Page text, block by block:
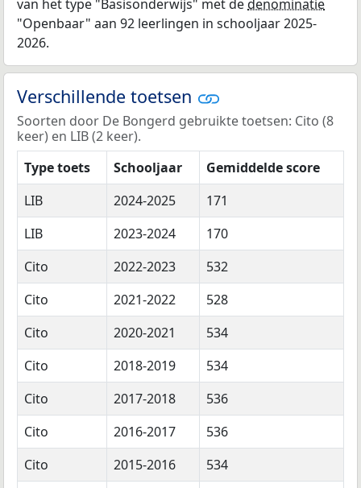
van het type "Basisonderwijs" met dedenominatie
"Openbaar" aan 92 leerlingen in schooljaar 2025-
2026.
Verschillende toetsen
Soorten door De Bongerd gebruikte toetsen: Cito (8
keer) en LIB (2 keer).
Type toets
Schooljaar
Gemiddelde score
LIB
2024-2025
171
LIB
2023-2024
170
Cito
2022-2023
532
Cito
2021-2022
528
Cito
2020-2021
534
Cito
2018-2019
534
Cito
2017-2018
536
Cito
2016-2017
536
Cito
2015-2016
534